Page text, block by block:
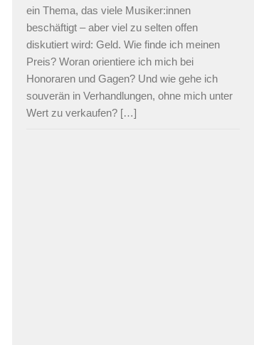
ein Thema, das viele Musiker:innen
beschäftigt – aber viel zu selten offen
diskutiert wird: Geld. Wie finde ich meinen
Preis? Woran orientiere ich mich bei
Honoraren und Gagen? Und wie gehe ich
souverän in Verhandlungen, ohne mich unter
Wert zu verkaufen? […]